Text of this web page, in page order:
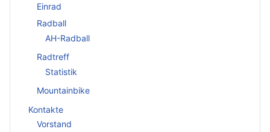
Einrad
Radball
AH-Radball
Radtreff
Statistik
Mountainbike
Kontakte
Vorstand